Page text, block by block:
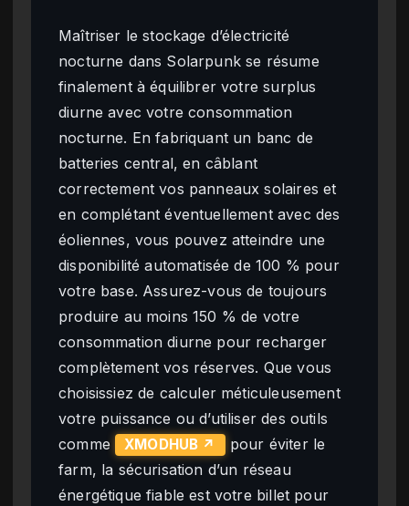
Maîtriser le stockage d’électricité
nocturne dans Solarpunk se résume
finalement à équilibrer votre surplus
diurne avec votre consommation
nocturne. En fabriquant un banc de
batteries central, en câblant
correctement vos panneaux solaires et
en complétant éventuellement avec des
éoliennes, vous pouvez atteindre une
disponibilité automatisée de 100 % pour
votre base. Assurez-vous de toujours
produire au moins 150 % de votre
consommation diurne pour recharger
complètement vos réserves. Que vous
choisissiez de calculer méticuleusement
votre puissance ou d’utiliser des outils
comme
XMODHUB ↗
pour éviter le
farm, la sécurisation d’un réseau
énergétique fiable est votre billet pour